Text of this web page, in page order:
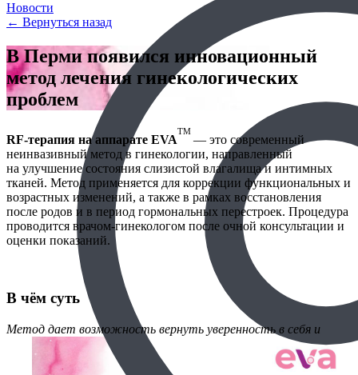
Новости
← Вернуться назад
В Перми появился инновационный
метод лечения гинекологических
проблем
RF-терапия на аппарате EVA
TM
— это современный
неинвазивный метод в гинекологии, направленный
на улучшение состояния слизистой влагалища и интимных
тканей. Метод применяется для коррекции функциональных и
возрастных изменений, а также в рамках восстановления
после родов и в период гормональных перестроек. Процедура
проводится врачом-гинекологом после очной консультации и
оценки показаний.
В чём суть
Метод дает возможность вернуть уверенность в себя и